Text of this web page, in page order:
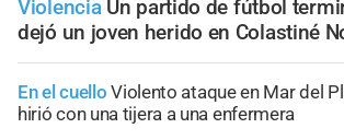
Violencia Un partido de fútbol
dejó un joven herido en Colastiné
En el cuello Violento ataque en Mar del
hirió con una tijera a una enfermera